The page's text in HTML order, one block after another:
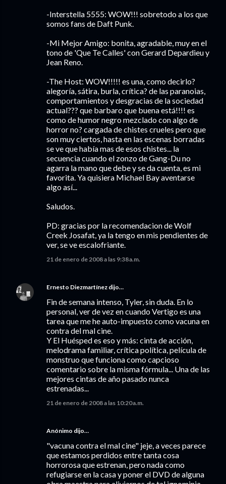
-Interstella 5555: WOW!!! sobretodo a los que
somos fans de Daft Punk.
-Mi Mejor Amigo: bonita, agradable, muy en el
tono de 'Que Te Calles' con Gerard Depardieu y
Jean Reno.
-The Host: WOW!!!!! es una, como decirlo?
alegoría, sátira, burla, crítica? de las paranoias,
comportamientos y desgracias de la sociedad
actual??? que barbaro que buena está!!!! es
como de humor negro mezclado con algo de
horror no? cargada de chistes crueles pero que
son muy ciertos, hasta en las escenas borradas
se ve que había mas de esos chistes... la
secuencia cuando el zonzo de Gang-Du no
agarra la mano que debe y se da cuenta, es mi
favorita. Ya quisiera Michael Bay aventarse
algo así...
Saludos.
PD: gracias por la recomendacion de Wolf
Creek Josafat, ya la tengo en mis pendientes de
ver, se ve escalofriante.
21 de enero de 2008 a las 9:38 a.m.
Ernesto Diezmartínez dijo…
Fin de semana intenso, Tyler, sin duda. En lo
personal, ver de vez en cuando Vertigo es una
tarea que me he auto-impuesto como vacuna en
contra del mal cine.
Y El Huésped es eso y más: cinta de acción,
melodrama familiar, crítica política, película de
monstruo que funciona como capcioso
comentario sobre la misma fórmula... Una de las
mejores cintas de año pasado nunca
estrenadas...
21 de enero de 2008 a las 10:20 a.m.
Anónimo dijo…
"vacuna contra el mal cine" jeje, a veces parece
que estamos perdidos entre tanta cosa
horrorosa que estrenan, pero nada como
refugiarse en la casa y poner el DVD de alguna